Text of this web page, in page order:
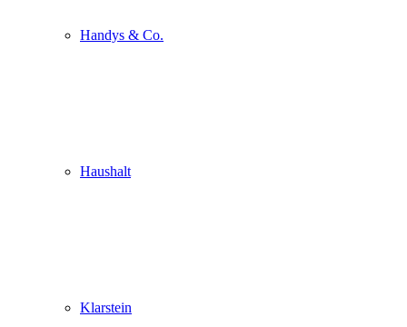
Handys & Co.
Haushalt
Klarstein